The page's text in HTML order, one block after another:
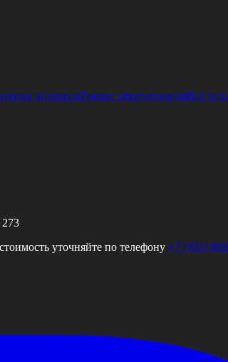
чиллеровРемонт оборудованияВсе
уточняйте по телефону +7 (951)